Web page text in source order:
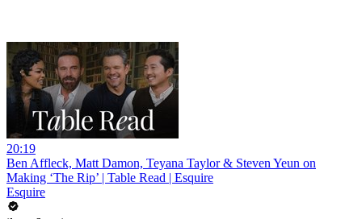
20:19
Ben Affleck, Matt Damon, Teyana Taylor & Steven Yeun on
Making ‘The Rip’ | Table Read | Esquire
Esquire